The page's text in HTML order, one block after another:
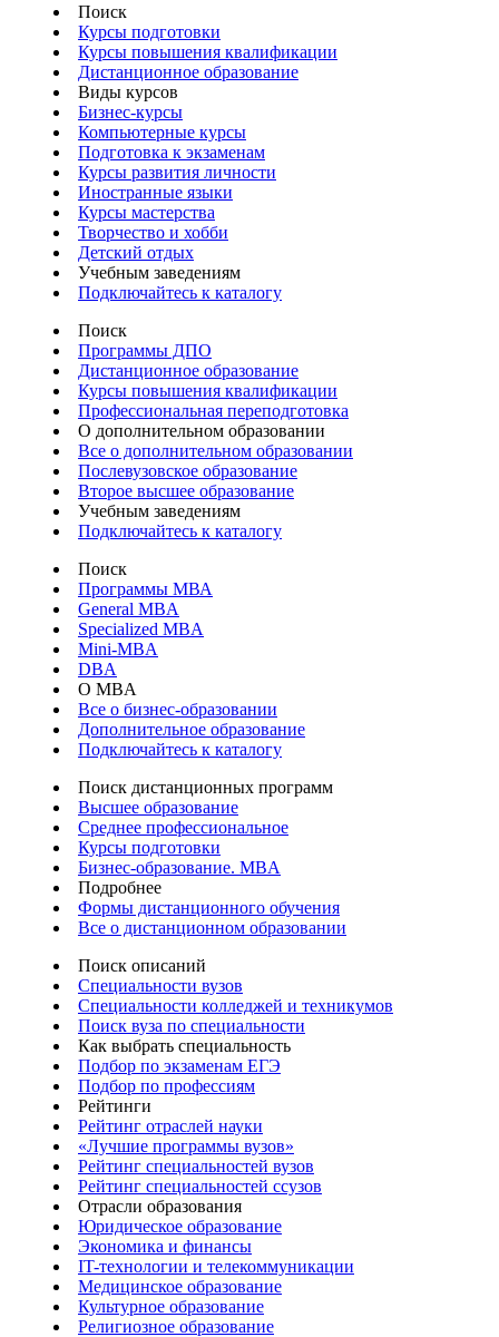
Поиск
Курсы подготовки
Курсы повышения квалификации
Дистанционное образование
Виды курсов
Бизнес-курсы
Компьютерные курсы
Подготовка к экзаменам
Курсы развития личности
Иностранные языки
Курсы мастерства
Творчество и хобби
Детский отдых
Учебным заведениям
Подключайтесь к каталогу
Поиск
Программы ДПО
Дистанционное образование
Курсы повышения квалификации
Профессиональная переподготовка
О дополнительном образовании
Все о дополнительном образовании
Послевузовское образование
Второе высшее образование
Учебным заведениям
Подключайтесь к каталогу
Поиск
Программы МВА
General MBA
Specialized MBA
Mini-MBA
DBA
О MBA
Все о бизнес-образовании
Дополнительное образование
Подключайтесь к каталогу
Поиск дистанционных программ
Высшее образование
Среднее профессиональное
Курсы подготовки
Бизнес-образование. MBA
Подробнее
Формы дистанционного обучения
Все о дистанционном образовании
Поиск описаний
Специальности вузов
Специальности колледжей и техникумов
Поиск вуза по специальности
Как выбрать специальность
Подбор по экзаменам ЕГЭ
Подбор по профессиям
Рейтинги
Рейтинг отраслей науки
«Лучшие программы вузов»
Рейтинг специальностей вузов
Рейтинг специальностей ссузов
Отрасли образования
Юридическое образование
Экономика и финансы
IT-технологии и телекоммуникации
Медицинское образование
Культурное образование
Религиозное образование